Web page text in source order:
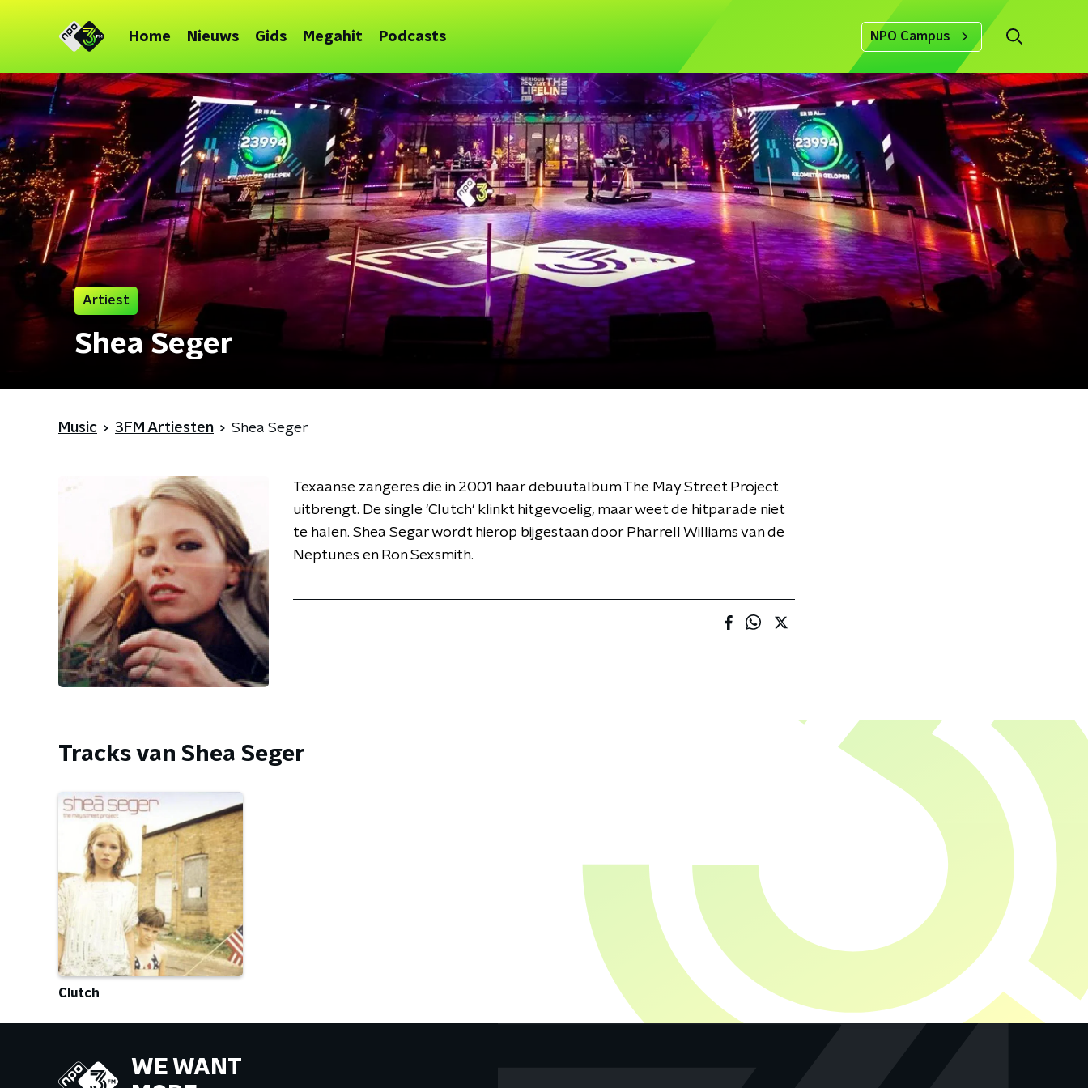
Home Nieuws Gids Megahit Podcasts NPO Campus
Artiest
Shea Seger
Music 3FM Artiesten Shea Seger
Texaanse zangeres die in 2001 haar debuutalbum The May Street Project
uitbrengt. De single 'Clutch' klinkt hitgevoelig, maar weet de hitparade niet
te halen. Shea Segar wordt hierop bijgestaan door Pharrell Williams van de
Neptunes en Ron Sexsmith.
Tracks van Shea Seger
Clutch
WE WANT